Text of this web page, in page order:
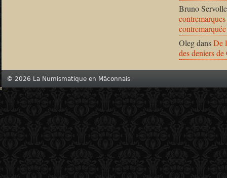
Bruno Servolle
OlegdansDe
des deniers
© 2026 La Numismatique en Mâconnais